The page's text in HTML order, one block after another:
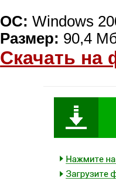
ОС: Windows
Размер: 90,4
Скачать на